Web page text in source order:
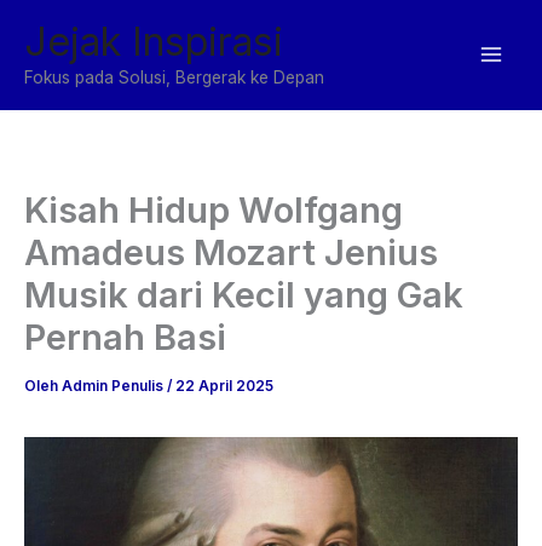
konten
Jejak Inspirasi
Fokus pada Solusi, Bergerak ke Depan
Kisah Hidup Wolfgang
Amadeus Mozart Jenius
Musik dari Kecil yang Gak
Pernah Basi
Oleh Admin Penulis / 22 April 2025